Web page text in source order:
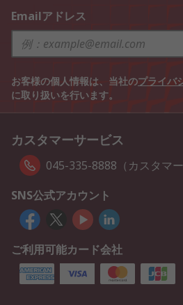
Emailアドレス
お客様の個人情報は、当社のプライバ
に取り扱いを行います。
カスタマーサービス
045-335-8888（カスタマー
SNS公式アカウント
ご利用可能カード会社